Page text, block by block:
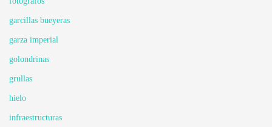
garcillas bueyeras
garza imperial
golondrinas
grullas
hielo
infraestructuras